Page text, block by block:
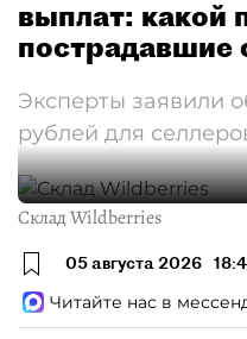
выплат:
пострадавшие
Эксперты заявили
рублей для
Склад Wildberries
05 августа 2026
Читайте нас в